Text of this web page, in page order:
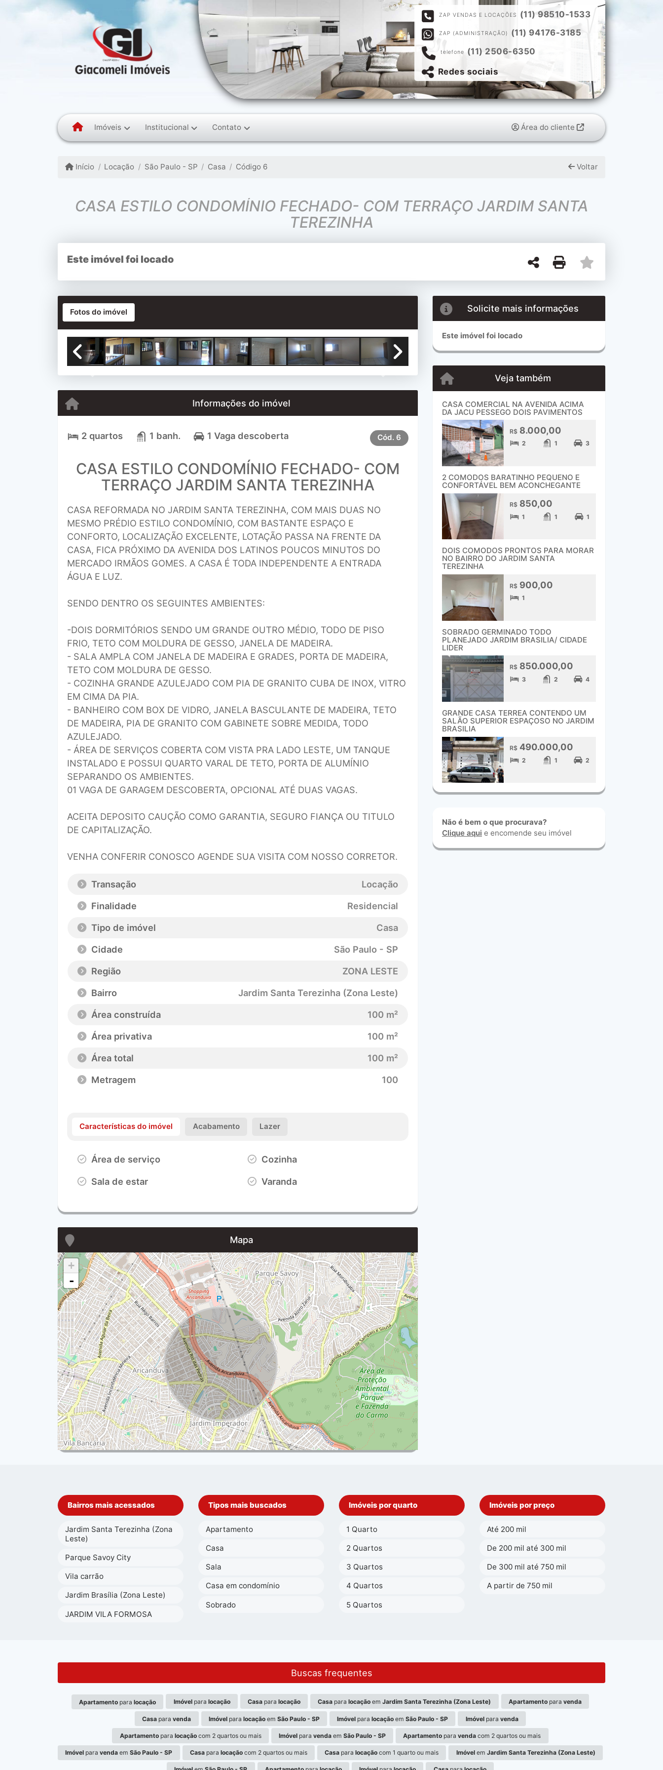
ZAP VENDAS E LOCAÇÕES (11) 98510-1533
ZAP (ADMINISTRAÇÃO) (11) 94176-3185
telefone (11) 2506-6350
Redes sociais
Imóveis Institucional Contato Área do cliente
Início Locação São Paulo - SP Casa Código 6 Voltar
CASA ESTILO CONDOMÍNIO FECHADO- COM TERRAÇO JARDIM SANTA
TEREZINHA
Este imóvel foi locado
Fotos do imóvel
Informações do imóvel
2 quartos 1 banh. 1 Vaga descoberta Cód. 6
CASA ESTILO CONDOMÍNIO FECHADO- COM
TERRAÇO JARDIM SANTA TEREZINHA
CASA REFORMADA NO JARDIM SANTA TEREZINHA, COM MAIS DUAS NO
MESMO PRÉDIO ESTILO CONDOMÍNIO, COM BASTANTE ESPAÇO E
CONFORTO, LOCALIZAÇÃO EXCELENTE, LOTAÇÃO PASSA NA FRENTE DA
CASA, FICA PRÓXIMO DA AVENIDA DOS LATINOS POUCOS MINUTOS DO
MERCADO IRMÃOS GOMES. A CASA É TODA INDEPENDENTE A ENTRADA
ÁGUA E LUZ.
SENDO DENTRO OS SEGUINTES AMBIENTES:
-DOIS DORMITÓRIOS SENDO UM GRANDE OUTRO MÉDIO, TODO DE PISO
FRIO, TETO COM MOLDURA DE GESSO, JANELA DE MADEIRA.
- SALA AMPLA COM JANELA DE MADEIRA E GRADES, PORTA DE MADEIRA,
TETO COM MOLDURA DE GESSO.
- COZINHA GRANDE AZULEJADO COM PIA DE GRANITO CUBA DE INOX, VITRO
EM CIMA DA PIA.
- BANHEIRO COM BOX DE VIDRO, JANELA BASCULANTE DE MADEIRA, TETO
DE MADEIRA, PIA DE GRANITO COM GABINETE SOBRE MEDIDA, TODO
AZULEJADO.
- ÁREA DE SERVIÇOS COBERTA COM VISTA PRA LADO LESTE, UM TANQUE
INSTALADO E POSSUI QUARTO VARAL DE TETO, PORTA DE ALUMÍNIO
SEPARANDO OS AMBIENTES.
01 VAGA DE GARAGEM DESCOBERTA, OPCIONAL ATÉ DUAS VAGAS.
ACEITA DEPOSITO CAUÇÃO COMO GARANTIA, SEGURO FIANÇA OU TITULO
DE CAPITALIZAÇÃO.
VENHA CONFERIR CONOSCO AGENDE SUA VISITA COM NOSSO CORRETOR.
Transação
Locação
Finalidade
Residencial
Tipo de imóvel
Casa
Cidade
São Paulo - SP
Região
ZONA LESTE
Bairro
Jardim Santa Terezinha (Zona Leste)
Área construída
100 m²
Área privativa
100 m²
Área total
100 m²
Metragem
100
Características do imóvel Acabamento Lazer
Área de serviço Cozinha
Sala de estar Varanda
Mapa
+
-
Solicite mais informações
Este imóvel foi locado
Veja também
CASA COMERCIAL NA AVENIDA ACIMA
DA JACU PESSEGO DOIS PAVIMENTOS
R$8.000,00
2 1 3
2 COMODOS BARATINHO PEQUENO E
CONFORTÁVEL BEM ACONCHEGANTE
R$850,00
1 1 1
DOIS COMODOS PRONTOS PARA MORAR
NO BAIRRO DO JARDIM SANTA
TEREZINHA
R$900,00
1
SOBRADO GERMINADO TODO
PLANEJADO JARDIM BRASILIA/ CIDADE
LIDER
R$850.000,00
3 2 4
GRANDE CASA TERREA CONTENDO UM
SALÃO SUPERIOR ESPAÇOSO NO JARDIM
BRASILIA
R$490.000,00
2 1 2
Não é bem o que procurava?
Clique aqui e encomende seu imóvel
Bairros mais acessados
Jardim Santa Terezinha (Zona
Leste)
Parque Savoy City
Vila carrão
Jardim Brasília (Zona Leste)
JARDIM VILA FORMOSA
Tipos mais buscados
Apartamento
Casa
Sala
Casa em condomínio
Sobrado
Imóveis por quarto
1 Quarto
2 Quartos
3 Quartos
4 Quartos
5 Quartos
Imóveis por preço
Até 200 mil
De 200 mil até 300 mil
De 300 mil até 750 mil
A partir de 750 mil
Buscas frequentes
Apartamento paralocação Imóvelpara locação Casa para locação Casa paralocação emJardim Santa Terezinha (Zona Leste) Apartamentopara venda
Casa paravenda Imóvelpara locaçãoem São Paulo - SP Imóvel paralocação emSão Paulo - SP Imóvelpara venda
Apartamentopara locaçãocom 2 quartos ou mais Imóvel para venda em São Paulo - SP Apartamento paravenda com 2 quartos ou mais
Imóvel paravenda emSão Paulo - SP Casapara locaçãocom 2 quartos ou mais Casa paralocação com 1 quarto ou mais Imóvelem Jardim Santa Terezinha (Zona Leste)